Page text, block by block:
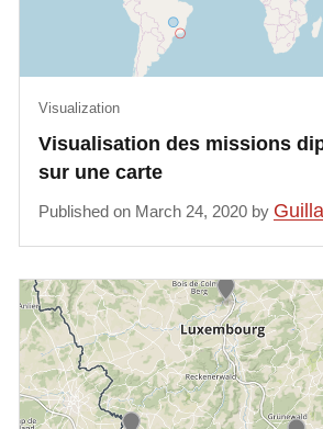
Visualisation des missions
sur une carte
Visualization
Published on March 24, 2020 by